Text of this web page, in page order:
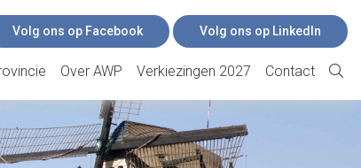
Volg ons op Facebook Volg ons op LinkedIn
Over AWP Verkiezingen 2027 Contact